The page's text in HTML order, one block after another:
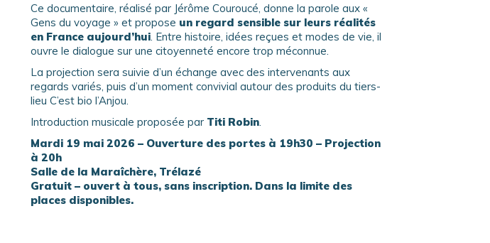
Ce documentaire, réalisé par Jérôme Couroucé, donne la parole aux «
Gens du voyage » et propose un regard sensible sur leurs réalités
en France aujourd’hui. Entre histoire, idées reçues et modes de vie, il
ouvre le dialogue sur une citoyenneté encore trop méconnue.
La projection sera suivie d’un échange avec des intervenants aux
regards variés, puis d’un moment convivial autour des produits du tiers-
lieu C’est bio l’Anjou.
Introduction musicale proposée par Titi Robin.
Mardi 19 mai 2026 – Ouverture des portes à 19h30 – Projection
à 20h
Salle de la Maraîchère, Trélazé
Gratuit – ouvert à tous, sans inscription. Dans la limite des
places disponibles.